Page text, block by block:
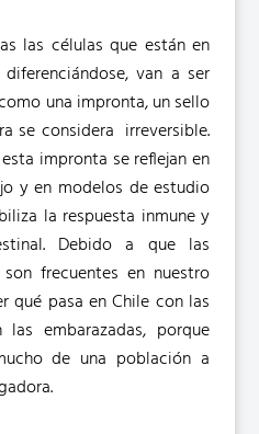
las células que están en
van a ser
una impronta, un sello
se considera irreversible.
impronta se reflejan en
y en modelos de estudio
la respuesta inmune y
Debido a que las
frecuentes en nuestro
qué pasa en Chile con las
embarazadas, porque
de una población a